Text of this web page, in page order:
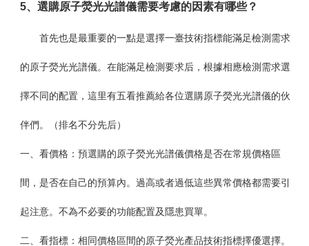
5、選購原子熒光光譜儀需要考慮的因素有哪些？
首先也是最重要的一點是選擇一臺技術指標能滿足檢測需求
的原子熒光光譜儀。在能滿足檢測要求后，根據相應檢測需求選
擇不同的配置，這里有五看推薦給各位選購原子熒光光譜儀的伙
伴們。（排名不分先后）
一、看價格：預選購的原子熒光光譜儀價格是否在常規價格區
間，是否在自己的預算內。過高或者過低這些異常價格都需要引
起注意。不為不必要的功能配置及隱患買單。
二、看指標：相同價格區間的原子熒光產品技術指標擇優選擇。